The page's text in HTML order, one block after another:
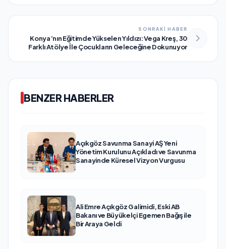
SONRAKİ HABER
Konya’nın Eğitimde Yükselen Yıldızı: Vega Kreş, 30
Farklı Atölye İle Çocukların Geleceğine Dokunuyor
BENZER HABERLER
Açıkgöz Savunma Sanayi AŞ Yeni
Yönetim Kurulunu Açıkladı ve Savunma
Sanayinde Küresel Vizyon Vurgusu
Ali Emre Açıkgöz Galimidi, Eski AB
Bakanı ve Büyükelçi Egemen Bağış ile
Bir Araya Geldi